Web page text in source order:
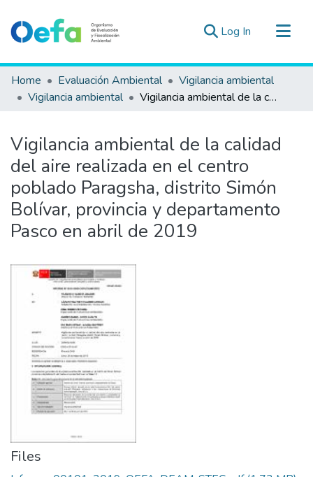
Log In (current)
Communities & Collections
All of DSpace
Estad. Externas
Guias ▾
Home Evaluación Ambiental
Vigilancia ambiental
Vigilancia ambiental
Vigilancia ambiental de la calidad del aire realizada en el centro poblado Paragsha, distrito Simón Bolívar, provincia y departamento Pasco en abril de 2019
Vigilancia ambiental de la calidad
del aire realizada en el centro
poblado Paragsha, distrito Simón
Bolívar, provincia y departamento
Pasco en abril de 2019
Files